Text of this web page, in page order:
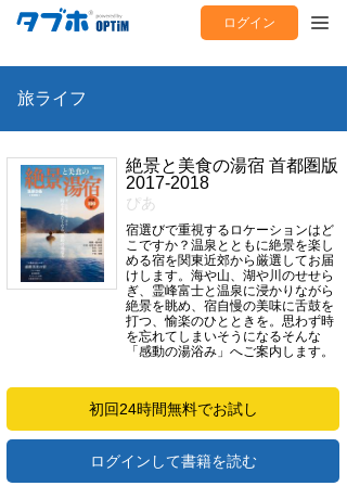
ログイン
旅ライフ
絶景と美食の湯宿 首都圏版
2017-2018
ぴあ
宿選びで重視するロケーションはど
こですか？温泉とともに絶景を楽し
める宿を関東近郊から厳選してお届
けします。海や山、湖や川のせせら
ぎ、霊峰富士と温泉に浸かりながら
絶景を眺め、宿自慢の美味に舌鼓を
打つ、愉楽のひとときを。思わず時
を忘れてしまいそうになるそんな
「感動の湯浴み」へご案内します。
初回24時間無料でお試し
ログインして書籍を読む